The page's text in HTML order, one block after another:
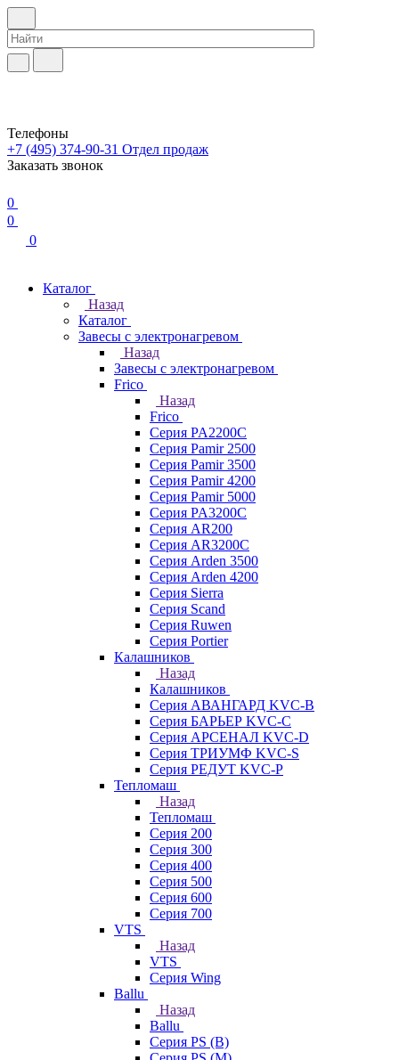
Телефоны
+7 (495) 374-90-31 Отдел продаж
Заказать звонок
0
0
0
Каталог
Назад
Каталог
Завесы с электронагревом
Назад
Завесы с электронагревом
Frico
Назад
Frico
Серия PA2200C
Серия Pamir 2500
Серия Pamir 3500
Серия Pamir 4200
Серия Pamir 5000
Серия PA3200C
Серия AR200
Серия AR3200C
Серия Arden 3500
Серия Arden 4200
Серия Sierra
Серия Scand
Серия Ruwen
Серия Portier
Калашников
Назад
Калашников
Серия АВАНГАРД KVC-B
Серия БАРЬЕР KVC-C
Серия АРСЕНАЛ KVC-D
Серия ТРИУМФ KVC-S
Серия РЕДУТ KVC-P
Тепломаш
Назад
Тепломаш
Серия 200
Серия 300
Серия 400
Серия 500
Серия 600
Серия 700
VTS
Назад
VTS
Серия Wing
Ballu
Назад
Ballu
Серия PS (B)